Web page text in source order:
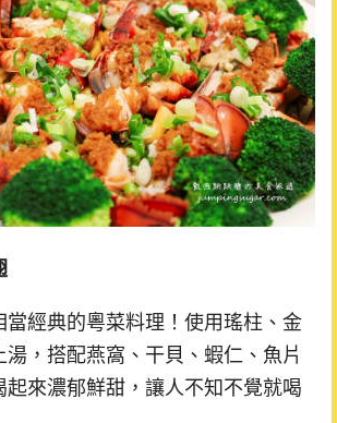
當經典的粵菜料理！使用瑤柱、金
湯，搭配燕窩、干貝、蝦仁、魚片
起來濃郁鮮甜，讓人不知不覺就喝